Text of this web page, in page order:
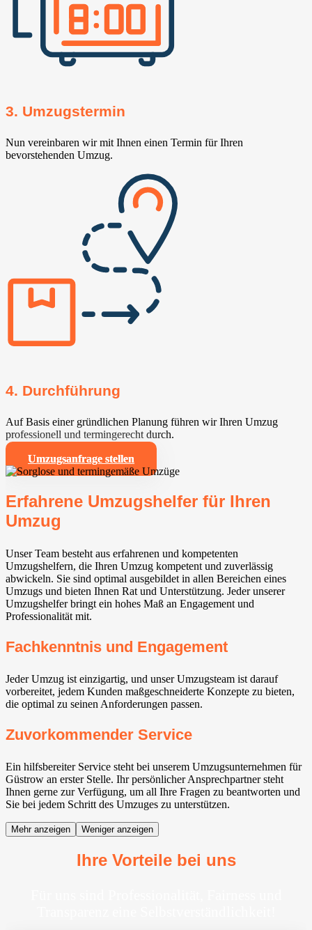
3. Umzugstermin
Nun vereinbaren wir mit Ihnen einen Termin für Ihren
bevorstehenden Umzug.
4. Durchführung
Auf Basis einer gründlichen Planung führen wir Ihren Umzug
professionell und termingerecht durch.
Umzugsanfrage stellen
Erfahrene Umzugshelfer für Ihren
Umzug
Unser Team besteht aus erfahrenen und kompetenten
Umzugshelfern, die Ihren Umzug kompetent und zuverlässig
abwickeln. Sie sind optimal ausgebildet in allen Bereichen eines
Umzugs und bieten Ihnen Rat und Unterstützung. Jeder unserer
Umzugshelfer bringt ein hohes Maß an Engagement und
Professionalität mit.
Fachkenntnis und Engagement
Jeder Umzug ist einzigartig, und unser Umzugsteam ist darauf
vorbereitet, jedem Kunden maßgeschneiderte Konzepte zu bieten,
die optimal zu seinen Anforderungen passen.
Zuvorkommender Service
Ein hilfsbereiter Service steht bei unserem Umzugsunternehmen für
Güstrow an erster Stelle. Ihr persönlicher Ansprechpartner steht
Ihnen gerne zur Verfügung, um all Ihre Fragen zu beantworten und
Sie bei jedem Schritt des Umzuges zu unterstützen.
Mehr anzeigen Weniger anzeigen
Ihre Vorteile bei uns